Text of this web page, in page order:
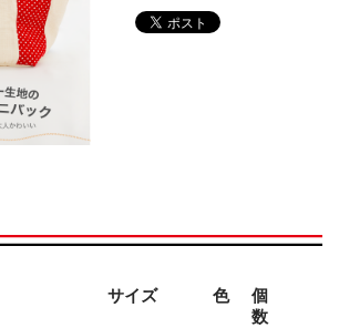
中国・四国
ワークショップ
カルチャースクール
サイズ 色
個
数